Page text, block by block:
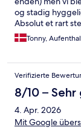
og stadig
Absolut et rart
ligeledes
hilsner Tonny
Tonny,
Verifizierte
8/10 – Sehr
4. Apr. 2026
Mit Google